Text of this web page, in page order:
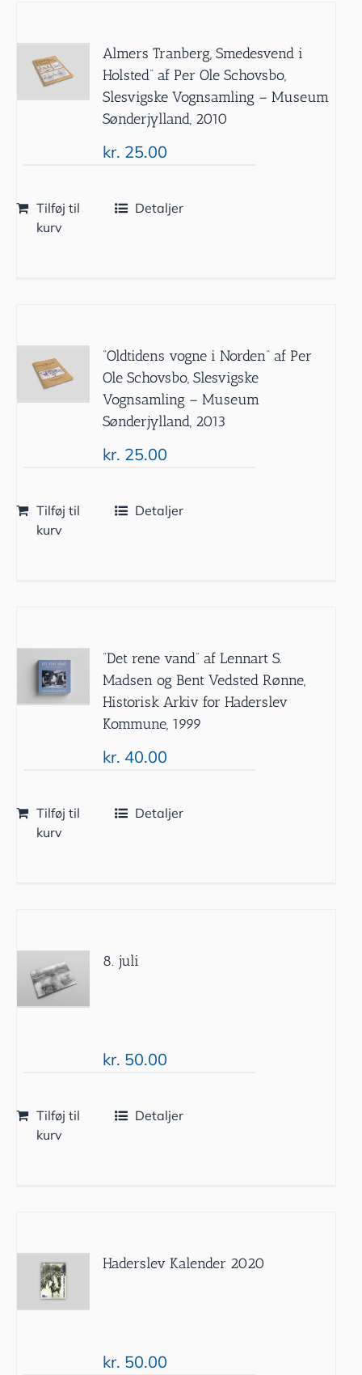
Almers Tranberg, Smedesvend i
Holsted” af Per Ole Schovsbo,
Slesvigske Vognsamling – Museum
Sønderjylland, 2010
kr. 25.00
Tilføj til
kurv
Detaljer
”Oldtidens vogne i Norden” af Per
Ole Schovsbo, Slesvigske
Vognsamling – Museum
Sønderjylland, 2013
kr. 25.00
Tilføj til
kurv
Detaljer
”Det rene vand” af Lennart S.
Madsen og Bent Vedsted Rønne,
Historisk Arkiv for Haderslev
Kommune, 1999
kr. 40.00
Tilføj til
kurv
Detaljer
8. juli
kr. 50.00
Tilføj til
kurv
Detaljer
Haderslev Kalender 2020
kr. 50.00